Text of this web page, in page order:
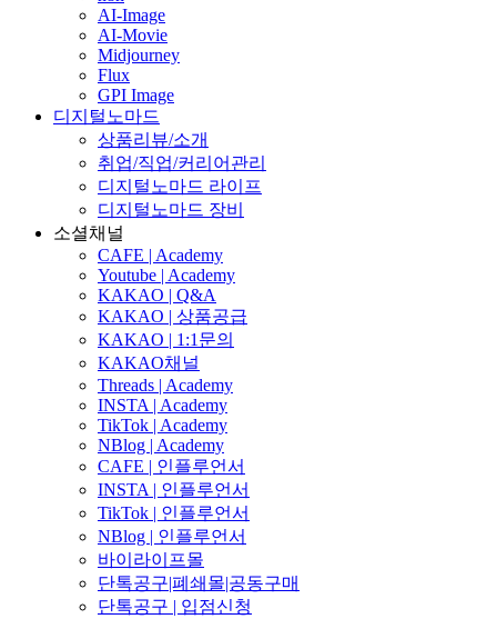
AI-Image
AI-Movie
Midjourney
Flux
GPI Image
디지털노마드
상품리뷰/소개
취업/직업/커리어관리
디지털노마드 라이프
디지털노마드 장비
소셜채널
CAFE | Academy
Youtube | Academy
KAKAO | Q&A
KAKAO | 상품공급
KAKAO | 1:1문의
KAKAO채널
Threads | Academy
INSTA | Academy
TikTok | Academy
NBlog | Academy
CAFE | 인플루언서
INSTA | 인플루언서
TikTok | 인플루언서
NBlog | 인플루언서
바이라이프몰
단톡공구|폐쇄몰|공동구매
단톡공구 | 입점신청